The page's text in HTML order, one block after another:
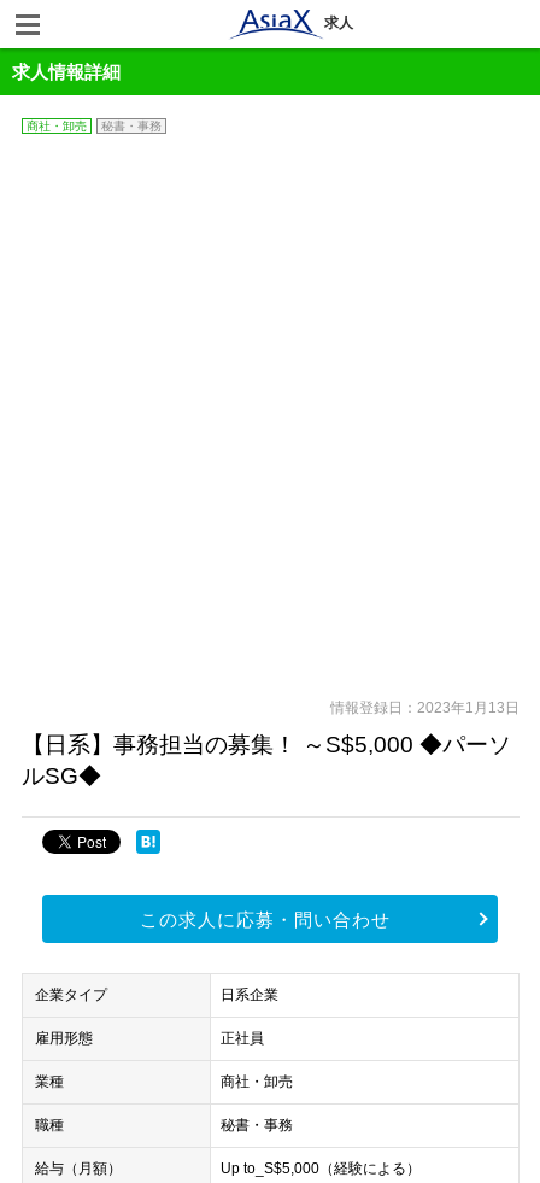
求人
求人情報詳細
商社・卸売 秘書・事務
情報登録日：2023年1月13日
【日系】事務担当の募集！ ～S$5,000 ◆パーソ
ルSG◆
この求人に応募・問い合わせ
企業タイプ 日系企業
雇用形態 正社員
業種 商社・卸売
職種 秘書・事務
給与（月額） Up to_S$5,000（経験による）